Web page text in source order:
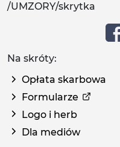
/UMZORY/skrytka
Na skróty:
Opłata skarbowa
Formularze
Logo i herb
Dla mediów